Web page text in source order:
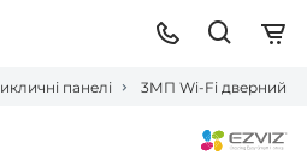
панелі 3МП Wi-Fi дверний